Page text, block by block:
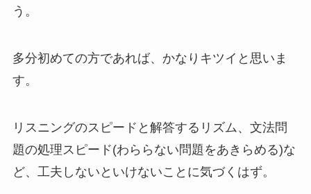
う。
多分初めての方であれば、かなりキツイと思いま
す。
リスニングのスピードと解答するリズム、文法問
題の処理スピード(わららない問題をあきらめる)な
ど、工夫しないといけないことに気づくはず。